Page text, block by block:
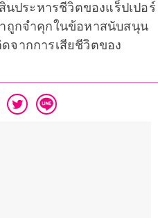
ประหารชีวิตของแร็ปเปอร์
าถูกจำคุกในข้อหาสนับสนุน
จากการเสียชีวิตของ